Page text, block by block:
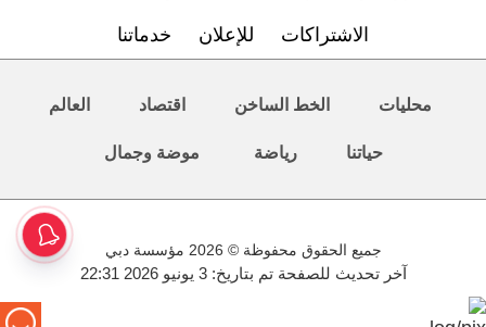
الاشتراكات للإعلان خدماتنا
محليات الخط الساخن اقتصاد العالم
حياتنا رياضة موضة وجمال
جميع الحقوق محفوظة © 2026 مؤسسة دبي
آخر تحديث للصفحة تم بتاريخ: 3 يونيو 2026 22:31